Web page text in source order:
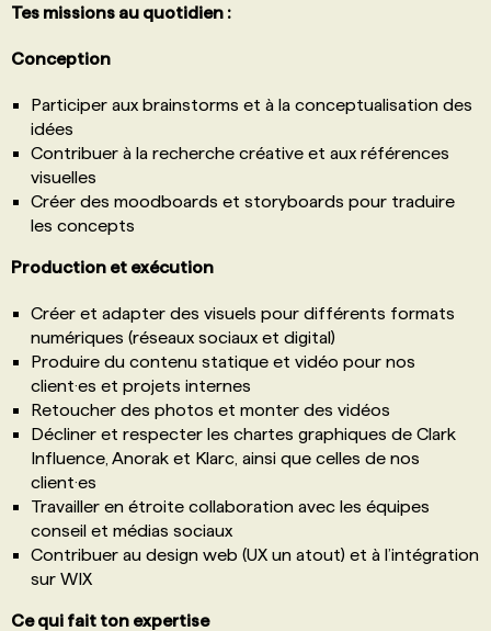
Tes missions au quotidien :
Conception
Participer aux brainstorms et à la conceptualisation des
idées
Contribuer à la recherche créative et aux références
visuelles
Créer des moodboards et storyboards pour traduire
les concepts
Production et exécution
Créer et adapter des visuels pour différents formats
numériques (réseaux sociaux et digital)
Produire du contenu statique et vidéo pour nos
client·es et projets internes
Retoucher des photos et monter des vidéos
Décliner et respecter les chartes graphiques de Clark
Influence, Anorak et Klarc, ainsi que celles de nos
client·es
Travailler en étroite collaboration avec les équipes
conseil et médias sociaux
Contribuer au design web (UX un atout) et à l’intégration
sur WIX
Ce qui fait ton expertise